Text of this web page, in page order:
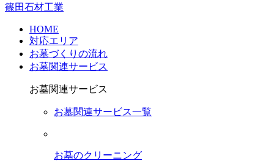
篠田石材工業
HOME
対応エリア
お墓づくりの流れ
お墓関連サービス
お墓関連サービス
お墓関連サービス一覧
お墓のクリーニング